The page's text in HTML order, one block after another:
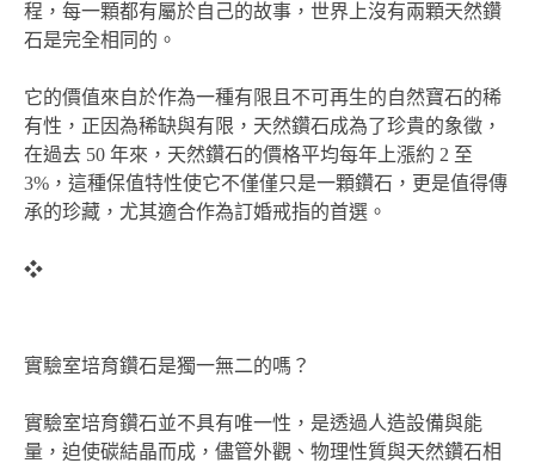
程，每一顆都有屬於自己的故事，世界上沒有兩顆天然鑽
石是完全相同的。
它的價值來自於作為一種有限且不可再生的自然寶石的稀
有性，正因為稀缺與有限，天然鑽石成為了珍貴的象徵，
在過去 50 年來，天然鑽石的價格平均每年上漲約 2 至
3%，這種保值特性使它不僅僅只是一顆鑽石，更是值得傳
承的珍藏，尤其適合作為訂婚戒指的首選。
❖
實驗室培育鑽石是獨一無二的嗎？
實驗室培育鑽石並不具有唯一性，是透過人造設備與能
量，迫使碳結晶而成，儘管外觀、物理性質與天然鑽石相